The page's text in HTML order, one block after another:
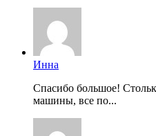
Инна
Спасибо большое!
машины, все по...